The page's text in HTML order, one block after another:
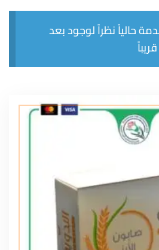
حالياً نظراً لوجود بعد